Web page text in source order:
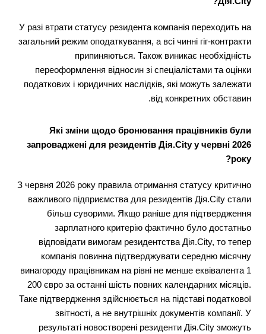
У разі втрати статусу резидента компанія переходить на
загальний режим оподаткування, а всі чинні гіг-контракти
припиняються. Також виникає необхідність
переоформлення відносин зі спеціалістами та оцінки
податкових і юридичних наслідків, які можуть залежати
від конкретних обставин.
Які зміни щодо бронювання працівників були
запроваджені для резидентів Дія.City у червні 2026
року?
З червня 2026 року правила отримання статусу критично
важливого підприємства для резидентів Дія.City стали
більш суворими. Якщо раніше для підтвердження
зарплатного критерію фактично було достатньо
відповідати вимогам резидентства Дія.City, то тепер
компанія повинна підтверджувати середню місячну
винагороду працівникам на рівні не менше еквівалента 1
200 євро за останні шість повних календарних місяців.
Таке підтвердження здійснюється на підставі податкової
звітності, а не внутрішніх документів компанії. У
результаті новостворені резиденти Дія.City зможуть